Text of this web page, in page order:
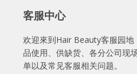
客服中心
欢迎來到Hair Beauty客服园
品使用、供缺货、各分公司现
单以及常见客服相关问题。